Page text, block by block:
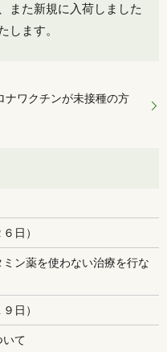
また新規に入荷しました
します。
ナワクチンが未接種の方
日）
ン薬を使わない治療を行な
日）
いて